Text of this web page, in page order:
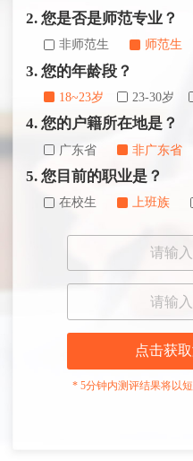
2. 您是否是师范专业？
非师范生 师范生
3. 您的年龄段？
18~23岁 23-30岁
4. 您的户籍所在地是？
广东省 非广东省
5. 您目前的职业是？
在校生 上班族
点击获
* 5分钟内测评结果将以